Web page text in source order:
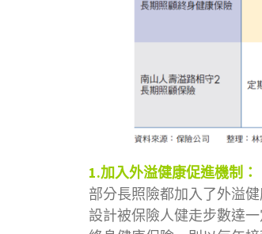
1.加入外溢健康促進機制：
部分長照險都加入了外溢
設計被保險人健走步數達